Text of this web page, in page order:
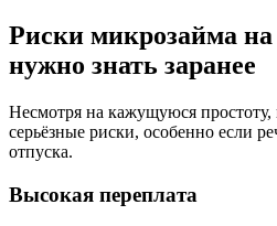
Риски микрозайма
нужно знать заранее
Несмотря на кажущуюся
серьёзные риски, особенно если
отпуска.
Высокая переплата